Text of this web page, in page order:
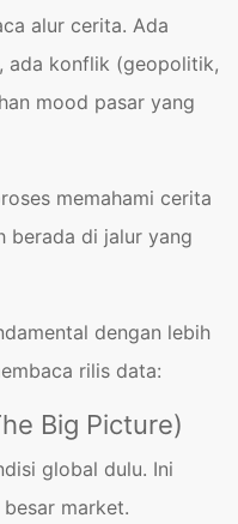
alur cerita. Ada
ada konflik (geopolitik,
mood pasar yang
memahami cerita
berada di jalur yang
dengan lebih
rilis data:
Big Picture)
global dulu. Ini
market.